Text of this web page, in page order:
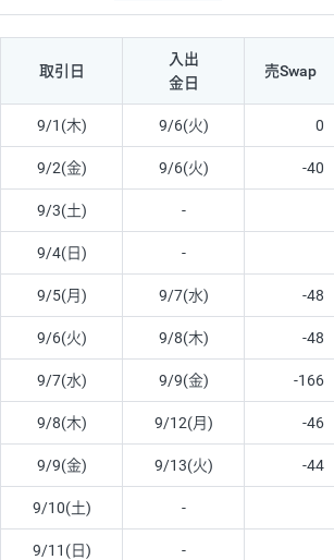
取引日
入出
金日
売Swap
9/1(木) 9/6(火) 0
9/2(金) 9/6(火) -40
9/3(土) -
9/4(日) -
9/5(月) 9/7(水) -48
9/6(火) 9/8(木) -48
9/7(水) 9/9(金) -166
9/8(木) 9/12(月) -46
9/9(金) 9/13(火) -44
9/10(土) -
9/11(日) -